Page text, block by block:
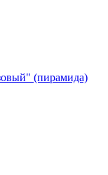
(пирамида)